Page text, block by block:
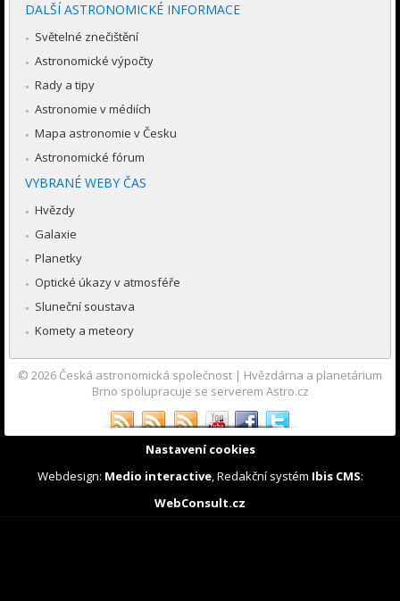
DALŠÍ ASTRONOMICKÉ INFORMACE
Světelné znečištění
Astronomické výpočty
Rady a tipy
Astronomie v médiích
Mapa astronomie v Česku
Astronomické fórum
VYBRANÉ WEBY ČAS
Hvězdy
Galaxie
Planetky
Optické úkazy v atmosféře
Sluneční soustava
Komety a meteory
© 2026 Česká astronomická společnost | Hvězdárna a planetárium
Brno spolupracuje se serverem Astro.cz
Nastavení cookies
Webdesign: Medio interactive, Redakční systém Ibis CMS:
WebConsult.cz